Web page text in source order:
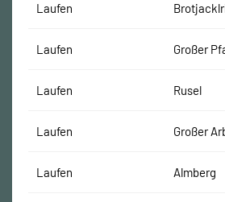
Laufen
Laufen Großer
Laufen Rusel
Laufen Großer
Laufen Almberg